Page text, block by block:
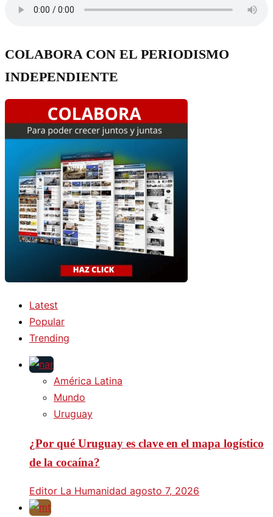
COLABORA CON EL PERIODISMO
INDEPENDIENTE
Latest
Popular
Trending
América Latina
Mundo
Uruguay
¿Por qué Uruguay es clave en el mapa logístico
de la cocaína?
Editor La Humanidad agosto 7, 2026